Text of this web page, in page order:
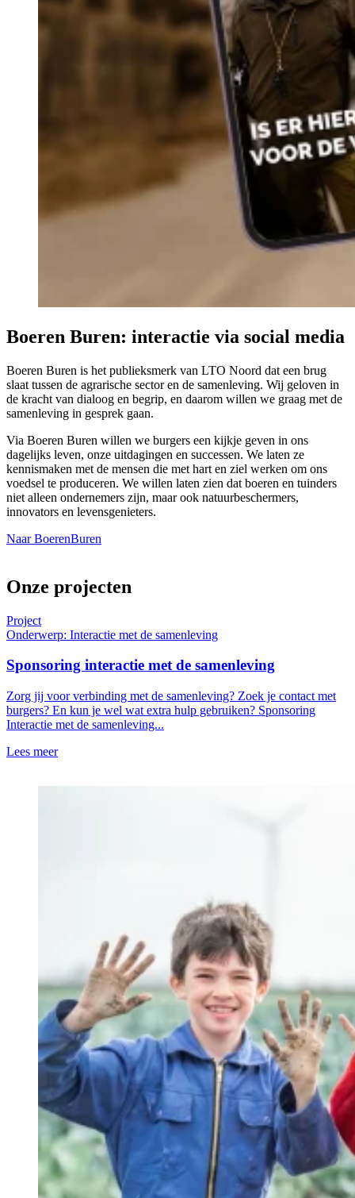
Boeren Buren: interactie via social media
Boeren Buren is het publieksmerk van LTO Noord dat een brug
slaat tussen de agrarische sector en de samenleving. Wij geloven in
de kracht van dialoog en begrip, en daarom willen we graag met de
samenleving in gesprek gaan.
Via Boeren Buren willen we burgers een kijkje geven in ons
dagelijks leven, onze uitdagingen en successen. We laten ze
kennismaken met de mensen die met hart en ziel werken om ons
voedsel te produceren. We willen laten zien dat boeren en tuinders
niet alleen ondernemers zijn, maar ook natuurbeschermers,
innovators en levensgenieters.
Naar BoerenBuren
Onze projecten
Project
Onderwerp: Interactie met de samenleving
Sponsoring interactie met de samenleving
Zorg jij voor verbinding met de samenleving? Zoek je contact met
burgers? En kun je wel wat extra hulp gebruiken? Sponsoring
Interactie met de samenleving...
Lees meer